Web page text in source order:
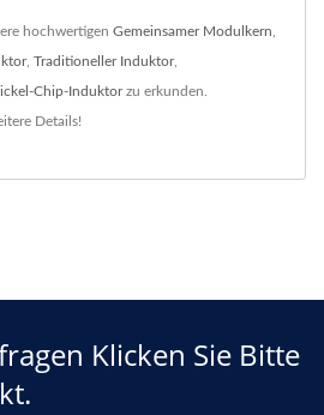
hochwertigen Gemeinsamer Modulkern,
, Traditioneller Induktor,
Chip-Induktorzu erkunden.
Details!
Klicken Sie Bitte